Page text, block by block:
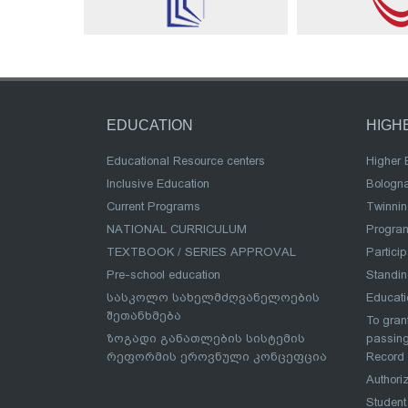
EDUCATION
Educational Resource centers
Inclusive Education
Current Programs
NATIONAL CURRICULUM
TEXTBOOK / SERIES APPROVAL
Pre-school education
სასკოლო სახელმძღვანელოების
შეთანხმება
ზოგადი განათლების სისტემის
რეფორმის ეროვნული კონცეფცია
Higher
To